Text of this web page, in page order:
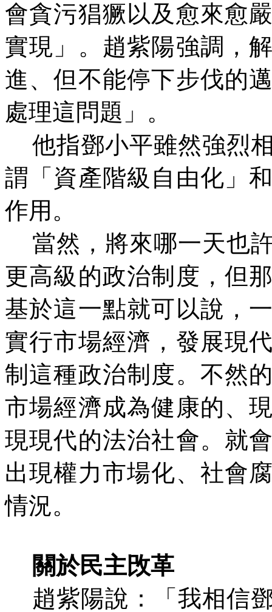
會貪污猖獗以及愈來愈
實現」。趙紫陽強調，
進、但不能停下步伐的
處理這問題」。
他指鄧小平雖然強烈
謂「資產階級自由化」
作用。
當然，將來哪一天也
更高級的政治制度，但
基於這一點就可以說，
實行市場經濟，發展現
制這種政治制度。不然
市場經濟成為健康的、
現現代的法治社會。就
出現權力市場化、社會
情況。
關於民主攺革
趙紫陽說：「我相信